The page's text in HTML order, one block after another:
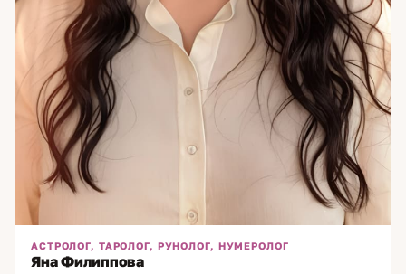
АСТРОЛОГ, ТАРОЛОГ, РУНОЛОГ, НУМЕРОЛОГ
Яна Филиппова